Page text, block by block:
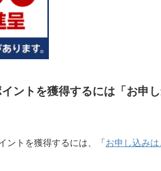
イントを獲得するには「お申
ントを獲得するには、「 お申し込みは